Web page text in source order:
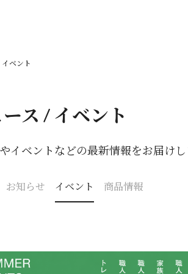
イベント
ス / イベント
イベントなどの最新情報をお届け
お知らせ イベント 商品情報